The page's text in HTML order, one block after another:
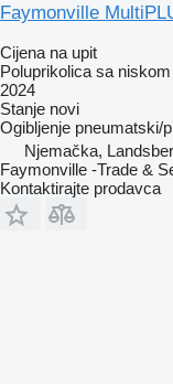
Faymonville
Cijena na upit
Poluprikolica sa
2024
Stanje novi
Ogibljenje pneumatski/
Njemačka,
Faymonville -Trade &
Kontaktirajte prodavca